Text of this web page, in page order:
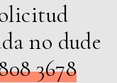
no dude
3678